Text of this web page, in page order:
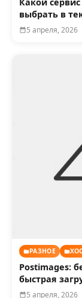
выбрать в
5 апреля, 2026
РАЗНОЕ
Postimages:
быстрая
5 апреля, 2026